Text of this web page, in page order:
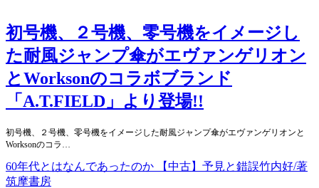
初号機、２号機、零号機をイメージし
た耐風ジャンプ傘がエヴァンゲリオン
とWorksonのコラボブランド
「A.T.FIELD」より登場!!
初号機、２号機、零号機をイメージした耐風ジャンプ傘がエヴァンゲリオンと
Worksonのコラ…
60年代とはなんであったのか 【中古】予見と錯誤竹内好/著
筑摩書房